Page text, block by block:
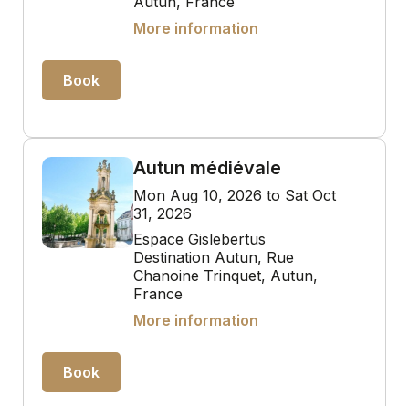
More information
Book
Autun médiévale
Mon Aug 10, 2026 to Sat Oct
31, 2026
Espace Gislebertus
Destination Autun, Rue
Chanoine Trinquet, Autun,
France
More information
Book